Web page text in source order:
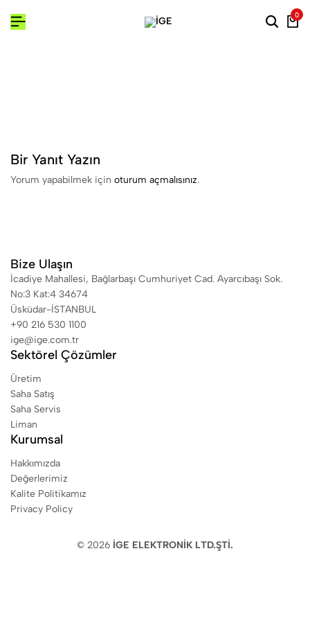
Search
0
Bir Yanıt Yazın
Yorum yapabilmek için oturum açmalısınız.
Bize Ulaşın
İcadiye Mahallesi, Bağlarbaşı Cumhuriyet Cad. Ayarcıbaşı Sok.
No:3 Kat:4 34674
Üsküdar-İSTANBUL
+90 216 530 1100
ige@ige.com.tr
Sektörel Çözümler
Üretim
Saha Satış
Saha Servis
Liman
Kurumsal
Hakkımızda
Değerlerimiz
Kalite Politikamız
Privacy Policy
© 2026 İGE ELEKTRONİK LTD.ŞTİ.